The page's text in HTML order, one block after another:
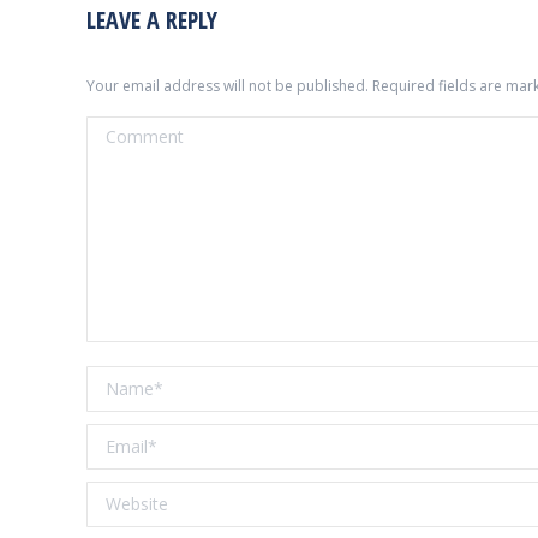
LEAVE A REPLY
Your email address will not be published. Required fields are
Comment
Name *
Email *
Website